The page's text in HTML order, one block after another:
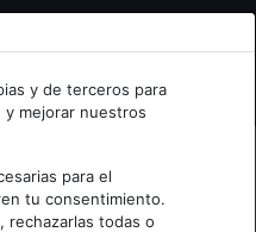
y de terceros para
y mejorar nuestros
para el
tu consentimiento.
rechazarlas todas o